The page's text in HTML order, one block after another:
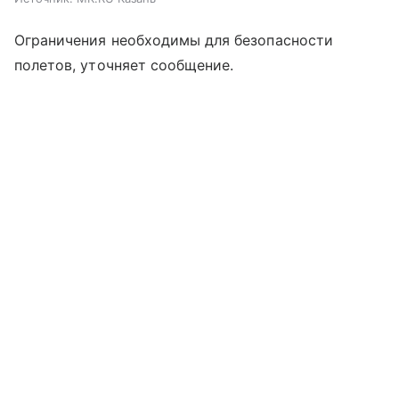
Ограничения необходимы для безопасности
полетов, уточняет сообщение.